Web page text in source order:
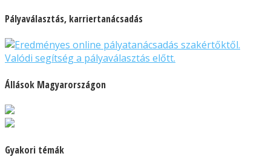
Pályaválasztás, karriertanácsadás
Állások Magyarországon
Gyakori témák